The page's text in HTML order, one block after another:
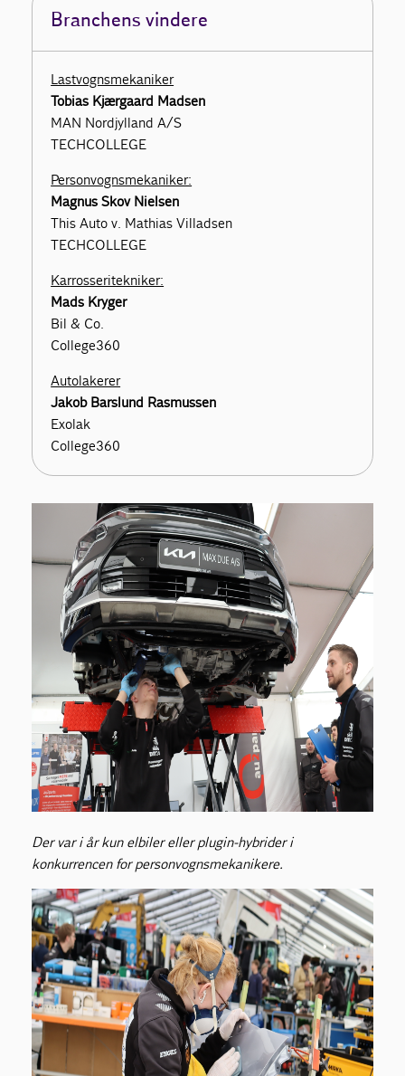
Branchens vindere
Lastvognsmekaniker
Tobias Kjærgaard Madsen
MAN Nordjylland A/S
TECHCOLLEGE
Personvognsmekaniker:
Magnus Skov Nielsen
This Auto v. Mathias Villadsen
TECHCOLLEGE
Karrosseritekniker:
Mads Kryger
Bil & Co.
College360
Autolakerer
Jakob Barslund Rasmussen
Exolak
College360
Der var i år kun elbiler eller plugin-hybrider i
konkurrencen for personvognsmekanikere.